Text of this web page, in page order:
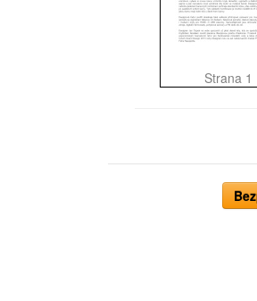
Strana 1